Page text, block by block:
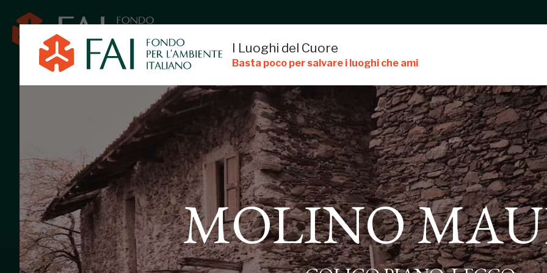
I Luoghi del Cuore
Basta poco per salvare i luoghi che ami
MOLINO
MOLINO MAUFET
COLICO PIANO, LECCO